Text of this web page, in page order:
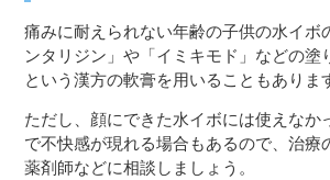
痛みに耐えられない年齢の子供の水イボ
ンタリジン」や「イミキモド」などの塗
という漢方の軟膏を用いることもありま
ただし、顔にできた水イボには使えなか
で不快感が現れる場合もあるので、治療
薬剤師などに相談しましょう。